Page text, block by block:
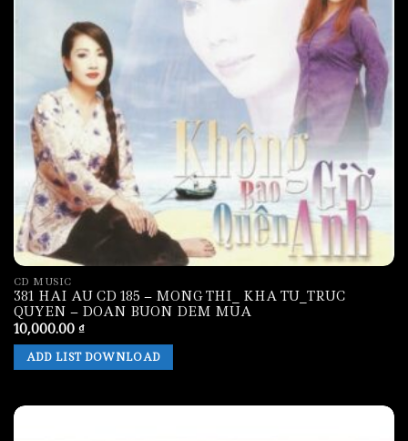
CD MUSIC
381 HAI AU CD 185 – MONG THI_ KHA TU_TRUC
QUYEN – DOAN BUON DEM MUA
10,000.00 ₫
ADD LIST DOWNLOAD